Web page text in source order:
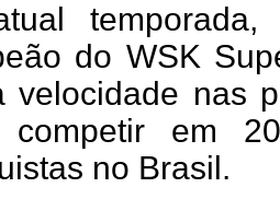
do WSK
velocidade nas
competir em
no Brasil.